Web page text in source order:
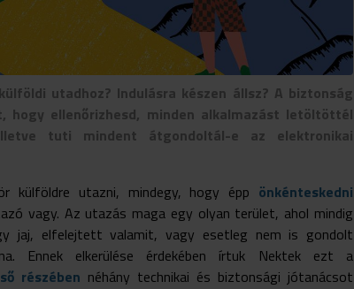
utadhoz? Indulásra készen állsz? A biztonság
hogy ellenőrizhesd, minden alkalmazást letöltöttél
tuti mindent átgondoltál-e az elektronikai
külföldre utazni, mindegy, hogy épp önkénteskedni
vagy. Az utazás maga egy olyan terület, ahol mindig
jaj, elfelejtett valamit, vagy esetleg nem is gondolt
Ennek elkerülése érdekében írtuk Nektek ezt a
részében néhány technikai és biztonsági jótanácsot